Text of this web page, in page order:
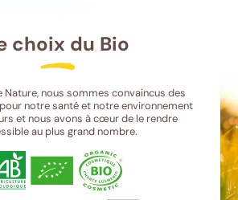
choix du Bio
Nature, nous sommes convaincus des
notre santé et notre environnement
et nous avons à cœur de le rendre
au plus grand nombre.